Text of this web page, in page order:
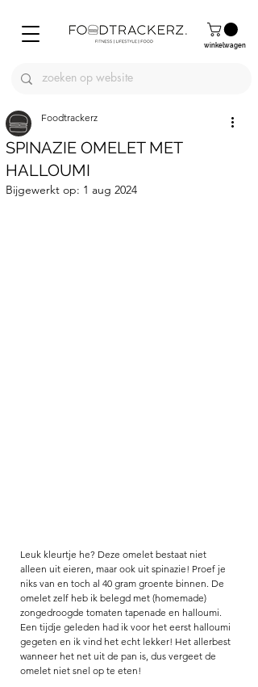
winkelwagen
SPINAZIE OMELET MET
HALLOUMI
Foodtrackerz
Bijgewerkt op: 1 aug 2024
Leuk kleurtje he? Deze omelet bestaat niet
alleen uit eieren, maar ook uit spinazie! Proef je
niks van en toch al 40 gram groente binnen. De
omelet zelf heb ik belegd met (homemade)
zongedroogde tomaten tapenade en halloumi.
Een tijdje geleden had ik voor het eerst halloumi
gegeten en ik vind het echt lekker! Het allerbest
wanneer het net uit de pan is, dus vergeet de
omelet niet snel op te eten!